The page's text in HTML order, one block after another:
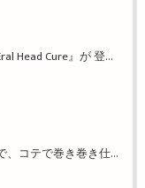
新しいスパメニュー『Eral Head Cure』が 登場！姫路市の美容院BEREA(ベレア)はお客様のキレイを叶える美容室／ヘアサロン
今回はカットだけなので、コテで巻き巻き仕上げ！姫路市の美容院BEREA(ベレア)はお客様のキレイを叶える美容室／ヘアサロン